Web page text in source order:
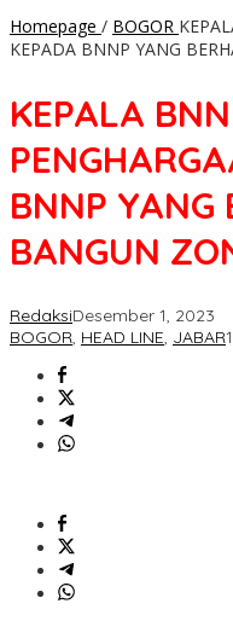
Homepage / BOGOR
KEPADA BNNP YANG
KEPALA
BNNP YANG
BANGUN
RedaksiDesember 1, 2023
BOGOR, HEAD LINE, JABAR